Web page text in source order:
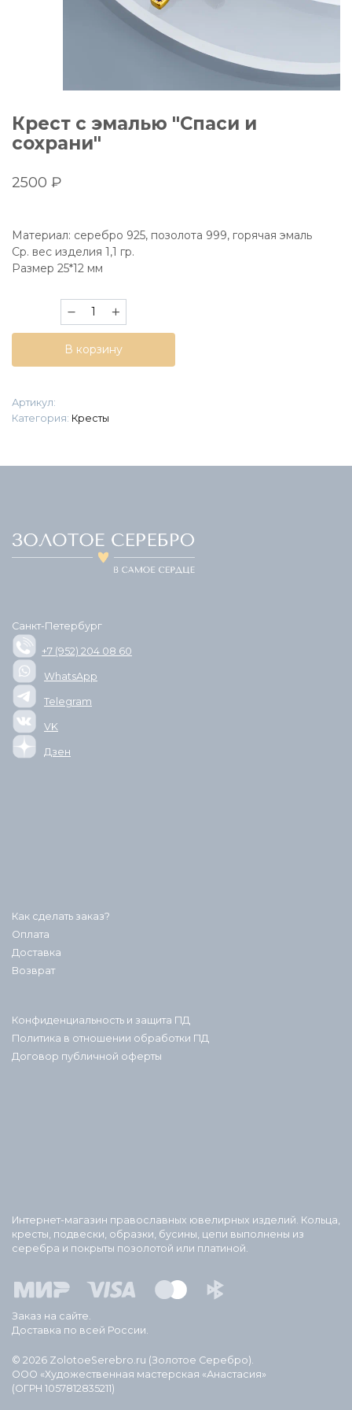
Крест с эмалью "Спаси и
сохрани"
2500 ₽
Материал: серебро 925, позолота 999, горячая эмаль
Ср. вес изделия 1,1 гр.
Размер 25*12 мм
Количество
товара
сохрани"
В корзину
Артикул:
Категория: Кресты
Санкт-Петербург
+7 (952) 204 08 60
WhatsApp
Telegram
VK
Дзен
Как сделать заказ?
Оплата
Доставка
Возврат
Конфиденциальность и защита ПД
Политика в отношении обработки ПД
Договор публичной оферты
Интернет-магазин православных ювелирных изделий. Кольца,
кресты, подвески, образки, бусины, цепи выполнены из
серебра и покрыты позолотой или платиной.
Заказ на сайте.
Доставка по всей России.
© 2026 ZolotoeSerebro.ru (Золотое Серебро).
ООО «Художественная мастерская «Анастасия»
(ОГРН 1057812835211)